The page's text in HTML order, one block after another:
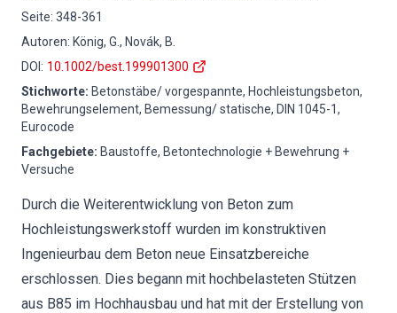
Seite: 348-361
Autoren: König, G., Novák, B.
DOI : 10.1002/best.199901300
Stichworte: Betonstäbe/ vorgespannte, Hochleistungsbeton,
Bewehrungselement, Bemessung/ statische, DIN 1045-1,
Eurocode
Fachgebiete: Baustoffe, Betontechnologie + Bewehrung +
Versuche
Durch die Weiterentwicklung von Beton zum
Hochleistungswerkstoff wurden im konstruktiven
Ingenieurbau dem Beton neue Einsatzbereiche
erschlossen. Dies begann mit hochbelasteten Stützen
aus B85 im Hochhausbau und hat mit der Erstellung von